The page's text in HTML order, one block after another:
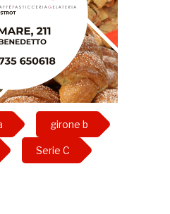
girone b
Serie C